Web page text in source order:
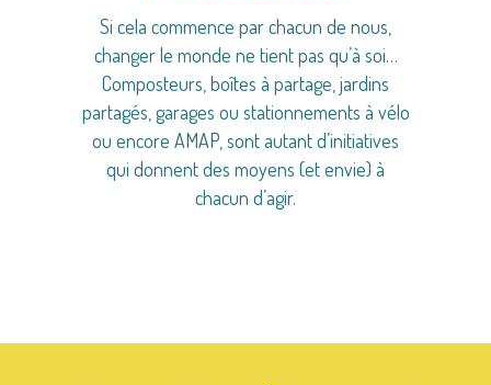
Si cela commence par chacun de nous,
changer le monde ne tient pas qu’à soi…
Composteurs, boîtes à partage, jardins
partagés, garages ou stationnements à vélo
ou encore AMAP, sont autant d’initiatives
qui donnent des moyens (et envie) à
chacun d’agir.